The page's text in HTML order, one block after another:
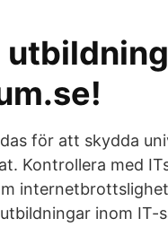
för att skydda
Kontrollera med
inom